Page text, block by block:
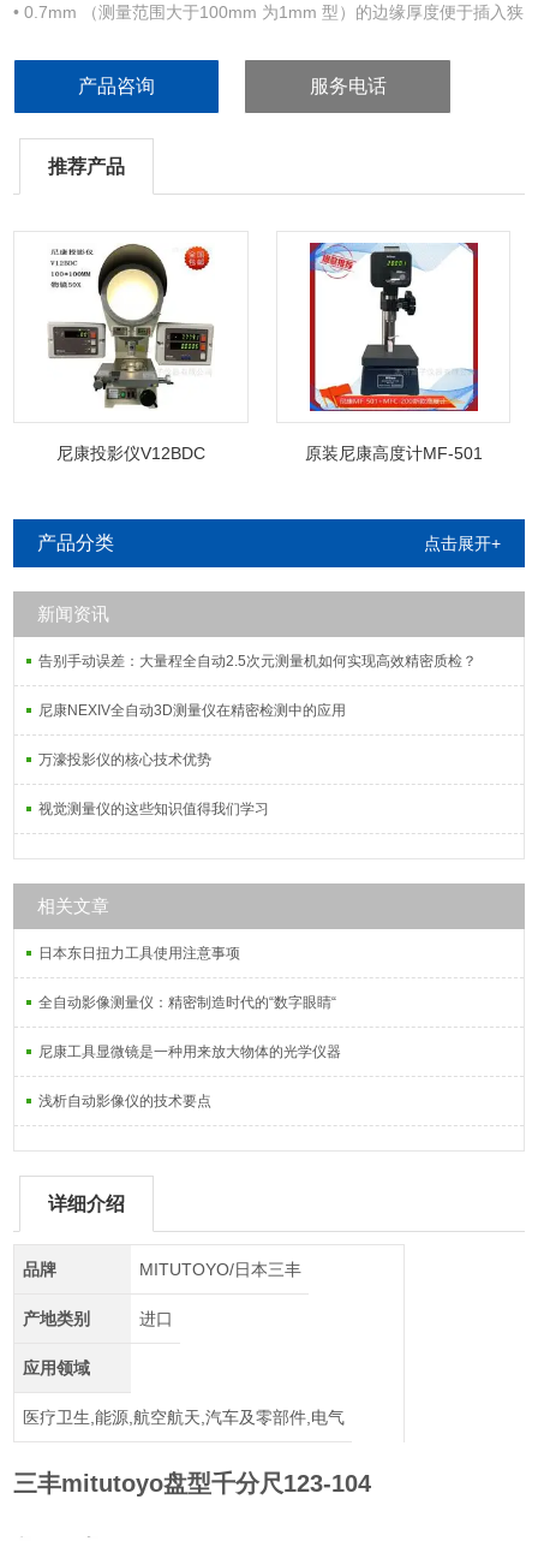
• 0.7mm （测量范围大于100mm 为1mm 型）的边缘厚度便于插入狭
• 带套基准杆（不包括0-25mm/0-1' 型）。
产品咨询 服务电话
推荐产品
尼康投影仪V12BDC 原装尼康高度计MF-501
产品分类 点击展开+
新闻资讯
告别手动误差：大量程全自动2.5次元测量机如何实现高效精密质检？
尼康NEXIV全自动3D测量仪在精密检测中的应用
万濠投影仪的核心技术优势
视觉测量仪的这些知识值得我们学习
相关文章
日本东日扭力工具使用注意事项
全自动影像测量仪：精密制造时代的“数字眼睛“
尼康工具显微镜是一种用来放大物体的光学仪器
浅析自动影像仪的技术要点
详细介绍
品牌 MITUTOYO/日本三丰
产地类别 进口
应用领域
医疗卫生,能源,航空航天,汽车及零部件,电气
三丰mitutoyo盘型千分尺123-104